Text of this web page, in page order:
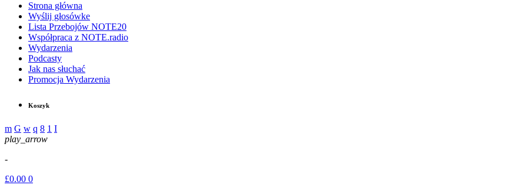
Strona główna
Wyślij głosówke
Lista Przebojów NOTE20
Współpraca z NOTE.radio
Wydarzenia
Podcasty
Jak nas słuchać
Promocja Wydarzenia
Koszyk
play_arrow
-
£0.00 0